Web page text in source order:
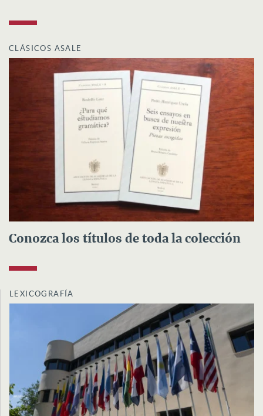
CLÁSICOS ASALE
Conozca los títulos de toda la colección
LEXICOGRAFÍA